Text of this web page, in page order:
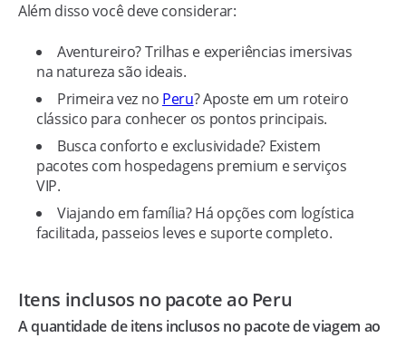
Além disso você deve considerar:
Aventureiro? Trilhas e experiências imersivas
na natureza são ideais.
Primeira vez no Peru? Aposte em um roteiro
clássico para conhecer os pontos principais.
Busca conforto e exclusividade? Existem
pacotes com hospedagens premium e serviços
VIP.
Viajando em família? Há opções com logística
facilitada, passeios leves e suporte completo.
Itens inclusos no pacote ao Peru
A quantidade de itens inclusos no pacote de viagem ao